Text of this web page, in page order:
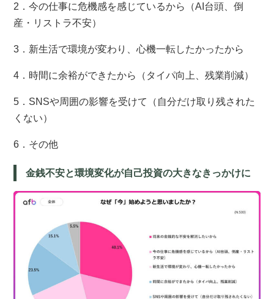
2．今の仕事に危機感を感じているから（AI台頭、倒
産・リストラ不安）
3．新生活で環境が変わり、心機一転したかったから
4．時間に余裕ができたから（タイパ向上、残業削減）
5．SNSや周囲の影響を受けて（自分だけ取り残された
くない）
6．その他
金銭不安と環境変化が自己投資の大きなきっかけに